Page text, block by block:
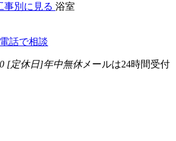
事別に見る 浴室
話で相談
[定休日]年中無休メールは24時間受付